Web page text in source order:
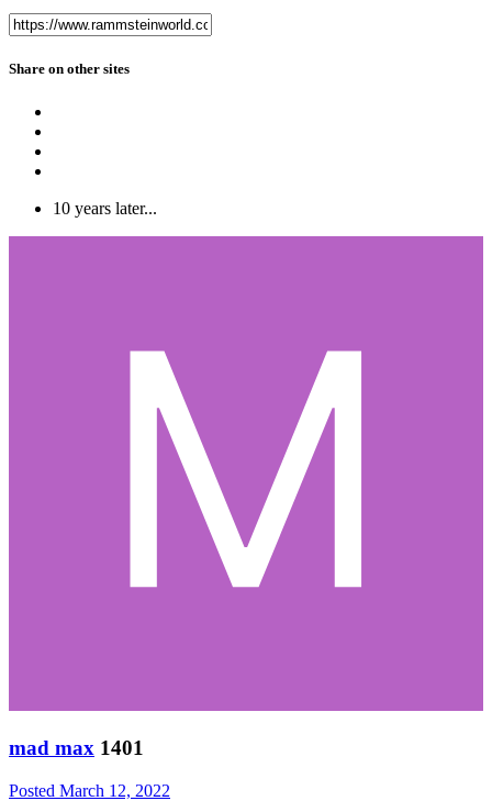
Share on other sites
10 years later...
mad max 1401
Posted March 12, 2022